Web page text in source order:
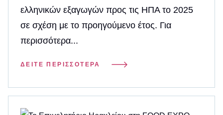
ελληνικών εξαγωγών προς τις ΗΠΑ το 2025
σε σχέση με το προηγούμενο έτος. Για
περισσότερα...
ΔΕΊΤΕ ΠΕΡΙΣΣΌΤΕΡΑ